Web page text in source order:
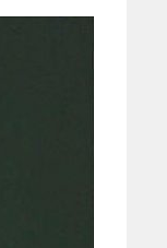
舞香SPインタ